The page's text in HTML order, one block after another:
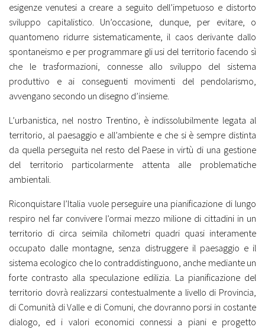
esigenze venutesi a creare a seguito dell’impetuoso e distorto
sviluppo capitalistico. Un’occasione, dunque, per evitare, o
quantomeno ridurre sistematicamente, il caos derivante dallo
spontaneismo e per programmare gli usi del territorio facendo sì
che le trasformazioni, connesse allo sviluppo del sistema
produttivo e ai conseguenti movimenti del pendolarismo,
avvengano secondo un disegno d’insieme.
L’urbanistica, nel nostro Trentino, è indissolubilmente legata al
territorio, al paesaggio e all’ambiente e che si è sempre distinta
da quella perseguita nel resto del Paese in virtù di una gestione
del territorio particolarmente attenta alle problematiche
ambientali.
Riconquistare l’Italia vuole perseguire una pianificazione di lungo
respiro nel far convivere l’ormai mezzo milione di cittadini in un
territorio di circa seimila chilometri quadri quasi interamente
occupato dalle montagne, senza distruggere il paesaggio e il
sistema ecologico che lo contraddistinguono, anche mediante un
forte contrasto alla speculazione edilizia. La pianificazione del
territorio dovrà realizzarsi contestualmente a livello di Provincia,
di Comunità di Valle e di Comuni, che dovranno porsi in costante
dialogo, ed i valori economici connessi a piani e progetto